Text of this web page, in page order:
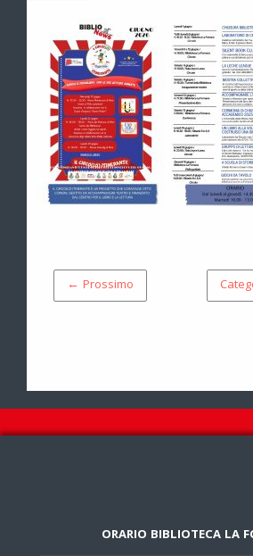
← Prossimo
ORARIO BIBLIOTECA LA